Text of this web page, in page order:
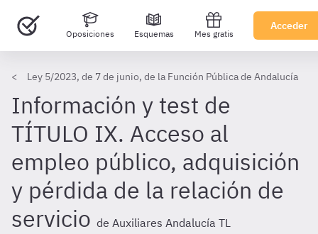
Oposiciones Esquemas Mes gratis
Acceder
Ley 5/2023, de 7 de junio, de la Función Pública de Andalucía
Información y test de
TÍTULO IX. Acceso al
empleo público, adquisición
y pérdida de la relación de
servicio de Auxiliares Andalucía TL